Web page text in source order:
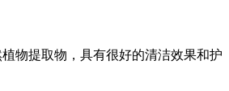
物提取物，具有很好的清洁效果和护